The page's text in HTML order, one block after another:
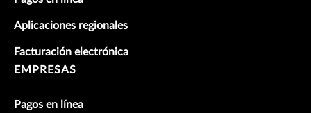
Aplicaciones regionales
Facturación electrónica
EMPRESAS
Pagos en línea